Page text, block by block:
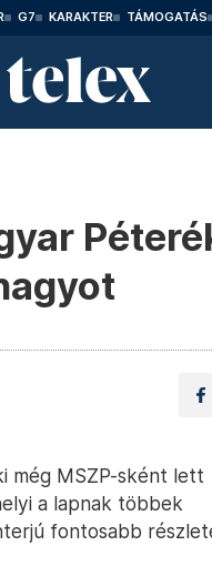
G7 KARAKTER TÁMOGATÁS
még MSZP-sként lett
a lapnak többek
fontosabb